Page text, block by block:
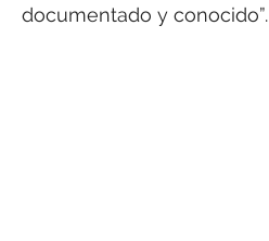
documentado y conocido”.